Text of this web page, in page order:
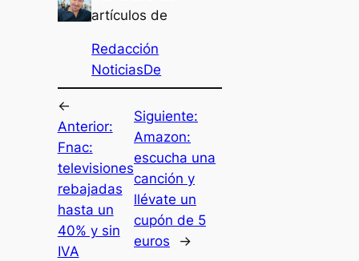
artículos de
Redacción
NoticiasDe
←
Anterior:
Fnac:
televisiones
rebajadas
hasta un
40% y sin
IVA
Siguiente:
Amazon:
escucha una
canción y
llévate un
cupón de 5
euros
→